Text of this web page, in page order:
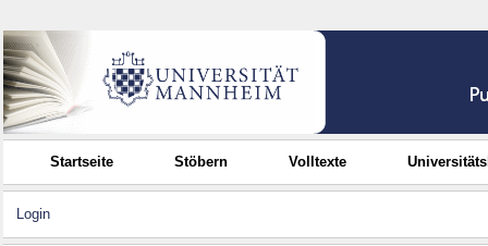
Startseite Stöbern Volltexte
Login